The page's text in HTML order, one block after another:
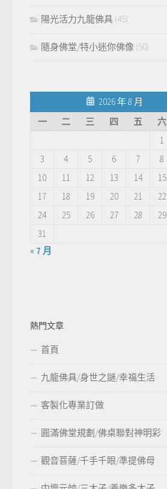
陽光活力九龍佛具 (45)
隨身佛堂/特小迷你佛像 (50)
2026 年 8 月
一
二 三 四 五 六
1
3
4 5 6 7 8
10
11 12 13 14 15
17
18 19 20 21 22
24
25 26 27 28 29
31
« 7 月
熱門文章
首頁
九龍佛具/身世之謎/幸福生活
客製化專業訂做
圓滿佛堂規劃/佛桌聯對神明彩
觀音菩薩/千手千眼/準提佛母